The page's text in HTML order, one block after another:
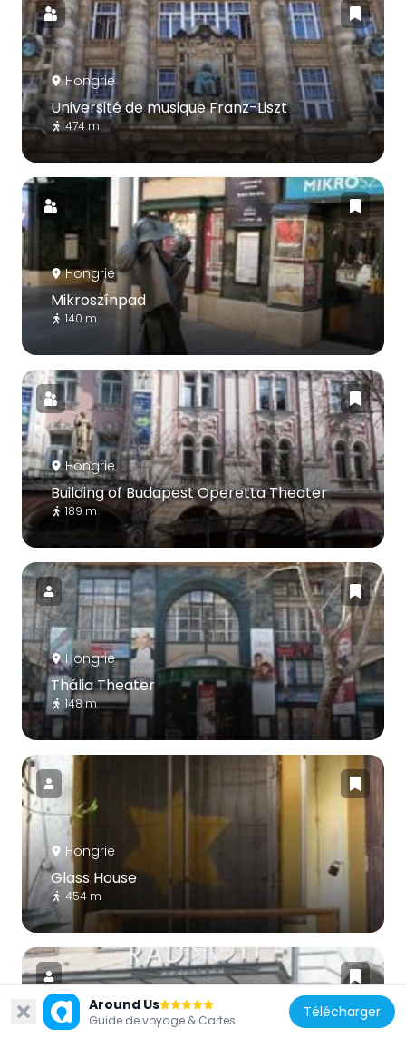
Hongrie
Université de musique Franz-Liszt
474 m
Hongrie
Mikroszínpad
140 m
Hongrie
Building of Budapest Operetta Theater
189 m
Hongrie
Thália Theater
148 m
Hongrie
Glass House
454 m
Around Us
Guide de voyage & Cartes Télécharger